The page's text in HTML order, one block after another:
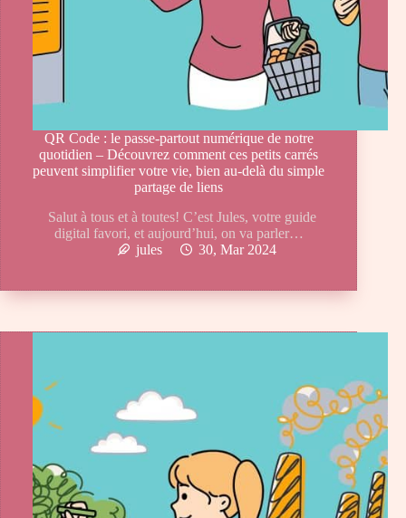
QR Code : le passe-partout numérique de notre
quotidien – Découvrez comment ces petits carrés
peuvent simplifier votre vie, bien au-delà du simple
partage de liens
Salut à tous et à toutes! C’est Jules, votre guide
digital favori, et aujourd’hui, on va parler…
jules
30, Mar 2024